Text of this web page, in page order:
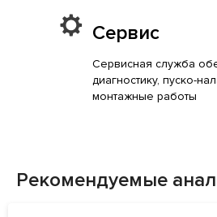
Сервис
Сервисная служба
диагностику, пуско-
монтажные работы
Рекомендуемые